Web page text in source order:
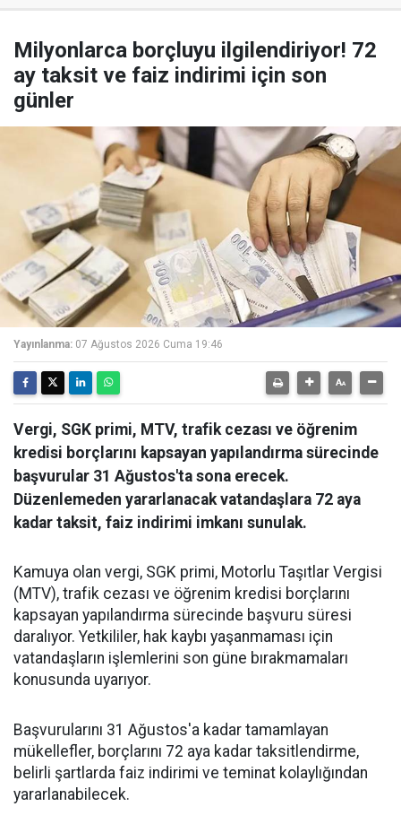
Milyonlarca borçluyu ilgilendiriyor! 72
ay taksit ve faiz indirimi için son
günler
Yayınlanma: 07 Ağustos 2026 Cuma 19:46
Vergi, SGK primi, MTV, trafik cezası ve öğrenim
kredisi borçlarını kapsayan yapılandırma sürecinde
başvurular 31 Ağustos'ta sona erecek.
Düzenlemeden yararlanacak vatandaşlara 72 aya
kadar taksit, faiz indirimi imkanı sunulak.
Kamuya olan vergi, SGK primi, Motorlu Taşıtlar Vergisi
(MTV), trafik cezası ve öğrenim kredisi borçlarını
kapsayan yapılandırma sürecinde başvuru süresi
daralıyor. Yetkililer, hak kaybı yaşanmaması için
vatandaşların işlemlerini son güne bırakmamaları
konusunda uyarıyor.
Başvurularını 31 Ağustos'a kadar tamamlayan
mükellefler, borçlarını 72 aya kadar taksitlendirme,
belirli şartlarda faiz indirimi ve teminat kolaylığından
yararlanabilecek.